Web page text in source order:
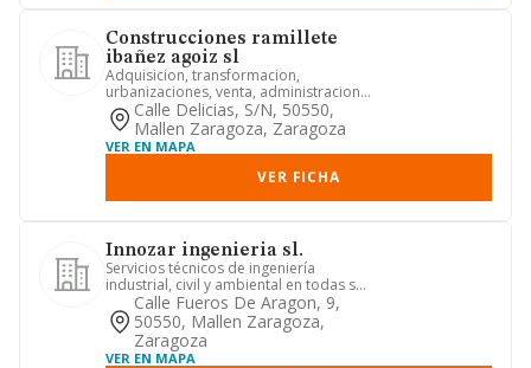
Construcciones ramillete
ibañez agoiz sl
Adquisicion, transformacion,
urbanizaciones, venta, administracion y
explotacion de fincas rusticas...
Calle Delicias, S/n, 50550,
Mallen Zaragoza, Zaragoza
VER EN MAPA
VER FICHA
Innozar ingenieria sl.
Servicios técnicos de ingeniería
industrial, civil y ambiental en todas sus
especialidades. estudio...
Calle Fueros De Aragon, 9,
50550, Mallen Zaragoza,
Zaragoza
VER EN MAPA